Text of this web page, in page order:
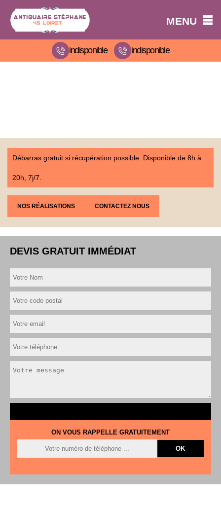
MENU
indisponible indisponible
Débarras gratuit si récupération possible. Disponible de 8h à
20h, 7j/7.
NOS RÉALISATIONS CONTACTEZ NOUS
DEVIS GRATUIT IMMÉDIAT
ON VOUS RAPPELLE GRATUITEMENT